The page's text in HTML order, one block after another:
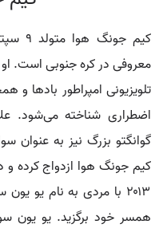
معروفی در کره جنوبی است.
تلویزیونی امپراطور
اضطراری شناخته می‌شود.
گوانگتو بزرگ نیز به
کیم جونگ هوا ازدواج کرده
۲۰۱۳ با مردی به نام یو